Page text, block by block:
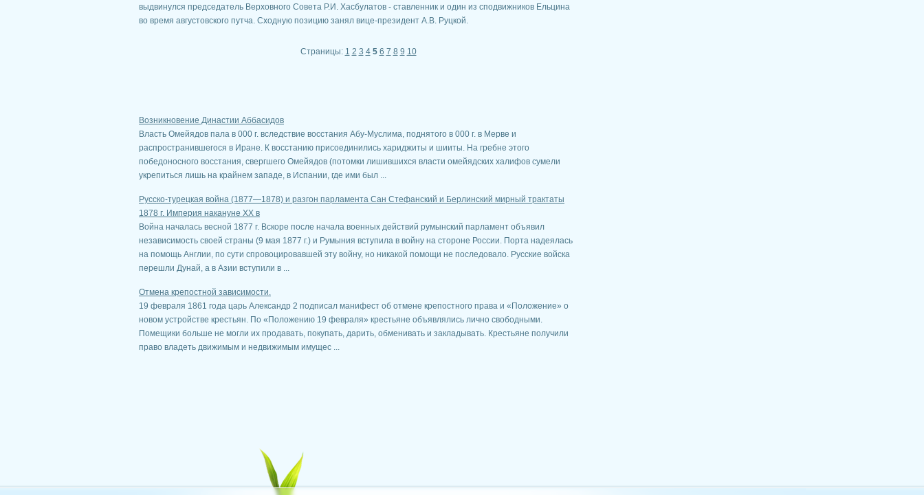
выдвинулся председатель Верховного Совета Р.И. Хасбулатов - ставленник и один из сподвижников Ельцина
во время августовского путча. Сходную позицию занял вице-президент А.В. Руцкой.
Страницы: 1 2 3 4 5 6 7 8 9 10
Возникновение Династии Аббасидов
Власть Омейядов пала в 000 г. вследствие восстания Абу-Муслима, поднятого в 000 г. в Мерве и
распространившегося в Иране. К восстанию присоединились хариджиты и шииты. На гребне этого
победоносного восстания, свергшего Омейядов (потомки лишившихся власти омейядских халифов сумели
укрепиться лишь на крайнем западе, в Испании, где ими был ...
Русско-турецкая война (1877—1878) и разгон парламента Сан Стефанский и Берлинский мирный трактаты
1878 г. Империя накануне XX в
Война началась весной 1877 г. Вскоре после начала военных действий румынский парламент объявил
независимость своей страны (9 мая 1877 г.) и Румыния вступила в войну на стороне России. Порта надеялась
на помощь Англии, по сути спровоцировавшей эту войну, но никакой помощи не последовало. Русские войска
перешли Дунай, а в Азии вступили в ...
Отмена крепостной зависимости.
19 февраля 1861 года царь Александр 2 подписал манифест об отмене крепостного права и «Положение» о
новом устройстве крестьян. По «Положению 19 февраля» крестьяне объявлялись лично свободными.
Помещики больше не могли их продавать, покупать, дарить, обменивать и закладывать. Крестьяне получили
право владеть движимым и недвижимым имущес ...